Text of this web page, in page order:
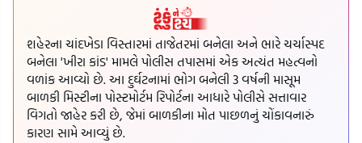
શહેરના ચાંદખેડા વિસ્તારમાં તાજેતરમાં બનેલા અને ભારે ચર્ચાસ્પદ
બનેલા 'ખીરા કાંડ' મામલે પોલીસ તપાસમાં એક અત્યંત મહત્વનો
વળાંક આવ્યો છે. આ દુર્ઘટનામાં ભોગ બનેલી 3 વર્ષની માસૂમ
બાળકી મિસ્ટીના પોસ્ટમોર્ટમ રિપોર્ટના આધારે પોલીસે સત્તાવાર
વિગતો જાહેર કરી છે, જેમાં બાળકીના મોત પાછળનું ચોંકાવનારું
કારણ સામે આવ્યું છે.